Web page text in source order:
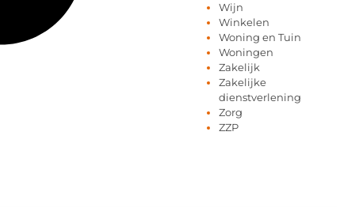
Wijn
Winkelen
Woning en Tuin
Woningen
Zakelijk
Zakelijke
dienstverlening
Zorg
ZZP